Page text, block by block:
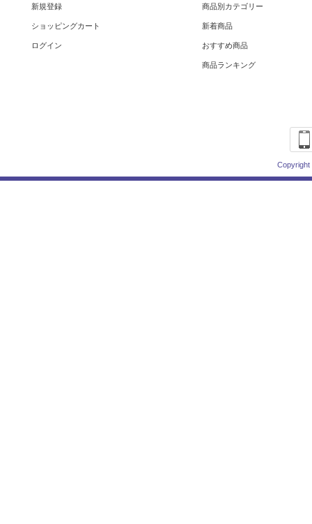
新規登録
ショッピングカート
ログイン
商品別カテゴリー
新着商品
おすすめ商品
商品ランキング
Copyright